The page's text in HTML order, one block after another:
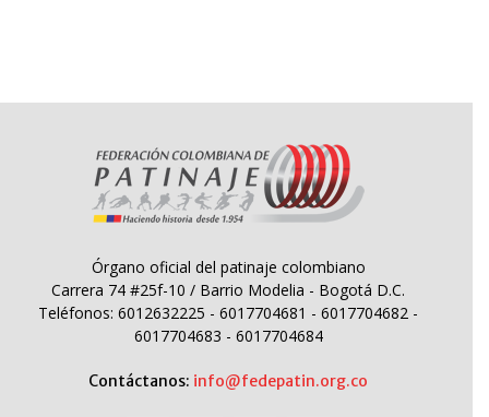
Órgano oficial del patinaje colombiano
Carrera 74 #25f-10 / Barrio Modelia - Bogotá D.C.
Teléfonos: 6012632225 - 6017704681 - 6017704682 -
6017704683 - 6017704684
Contáctanos: info@fedepatin.org.co